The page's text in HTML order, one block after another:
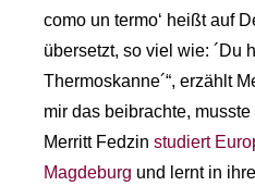
como un termo‘ heißt auf
übersetzt, so viel wie: ´Du
Thermoskanne´“, erzählt
mir das beibrachte,
Merritt Fedzin studiert
Magdeburg und lernt in